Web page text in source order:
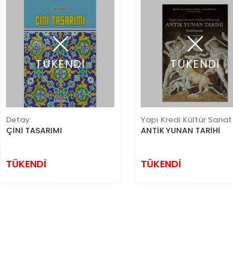
TÜKENDİ
Detay
ÇİNİ TASARIMI
TÜKENDİ
TÜKENDİ
Yapı Kredi Kültür Sanat
ANTİK YUNAN TARİHİ
TÜKENDİ